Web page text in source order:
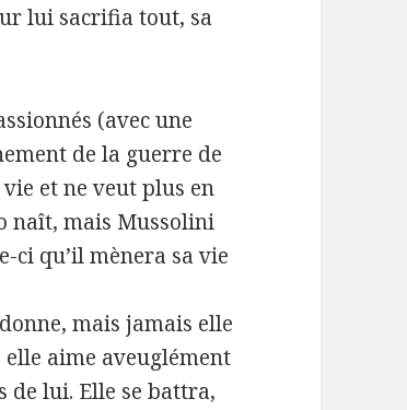
lui sacrifia tout, sa
(avec une
de la guerre de
et ne veut plus en
naît, mais Mussolini
ci qu’il mènera sa vie
mais jamais elle
aime aveuglément
de lui. Elle se battra,